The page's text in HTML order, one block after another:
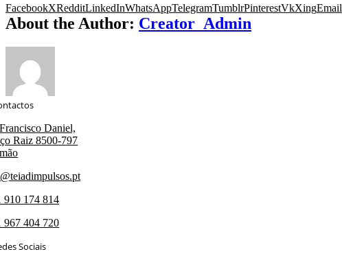
FacebookXRedditLinkedInWhatsAppTelegramTumblrPinterestVkXingEmail
About the Author: Creator_Admin
Daniel,
Raiz 8500-797
910 174 814
967 404 720
Sociais